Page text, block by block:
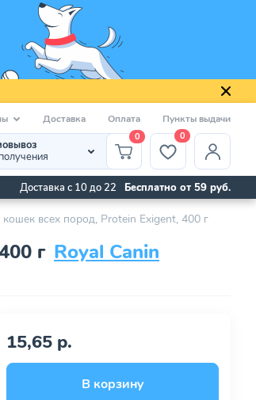
Доставка Оплата Пункты выдачи
0 0
Доставка с 10 до 22 Бесплатно от 59 руб.
всех пород, Protein Exigent, 400 г
г Royal Canin
15,65 р.
В корзину